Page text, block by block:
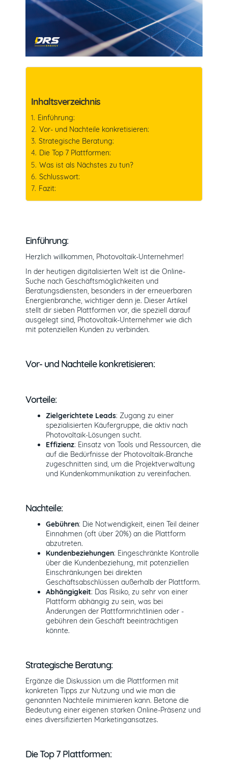
Inhaltsverzeichnis
Einführung:
Vor- und Nachteile konkretisieren:
Strategische Beratung:
Die Top 7 Plattformen:
Was ist als Nächstes zu tun?
Schlusswort:
Fazit:
Einführung:
Herzlich willkommen, Photovoltaik-Unternehmer!
In der heutigen digitalisierten Welt ist die Online-
Suche nach Geschäftsmöglichkeiten und
Beratungsdiensten, besonders in der erneuerbaren
Energienbranche, wichtiger denn je. Dieser Artikel
stellt dir sieben Plattformen vor, die speziell darauf
ausgelegt sind, Photovoltaik-Unternehmer wie dich
mit potenziellen Kunden zu verbinden.
Vor- und Nachteile konkretisieren:
Vorteile:
Zielgerichtete Leads: Zugang zu einer
spezialisierten Käufergruppe, die aktiv nach
Photovoltaik-Lösungen sucht.
Effizienz: Einsatz von Tools und Ressourcen, die
auf die Bedürfnisse der Photovoltaik-Branche
zugeschnitten sind, um die Projektverwaltung
und Kundenkommunikation zu vereinfachen.
Nachteile:
Gebühren: Die Notwendigkeit, einen Teil deiner
Einnahmen (oft über 20%) an die Plattform
abzutreten.
Kundenbeziehungen: Eingeschränkte Kontrolle
über die Kundenbeziehung, mit potenziellen
Einschränkungen bei direkten
Geschäftsabschlüssen außerhalb der Plattform.
Abhängigkeit: Das Risiko, zu sehr von einer
Plattform abhängig zu sein, was bei
Änderungen der Plattformrichtlinien oder -
gebühren dein Geschäft beeinträchtigen
könnte.
Strategische Beratung:
Ergänze die Diskussion um die Plattformen mit
konkreten Tipps zur Nutzung und wie man die
genannten Nachteile minimieren kann. Betone die
Bedeutung einer eigenen starken Online-Präsenz und
eines diversifizierten Marketingansatzes.
Die Top 7 Plattformen: